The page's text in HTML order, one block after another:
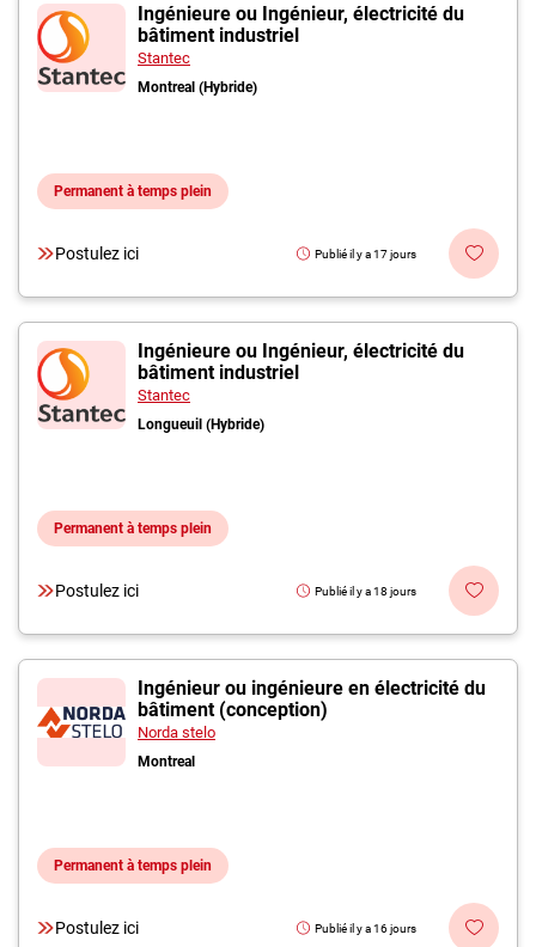
Inscrivez-vous à l'infolettre
Employeurs
Ingénieure ou Ingénieur, électricité du
bâtiment industriel
Stantec
Montreal (Hybride)
Permanent à temps plein
Postulez ici Publié il y a 17 jours
Ingénieure ou Ingénieur, électricité du
bâtiment industriel
Stantec
Longueuil (Hybride)
Permanent à temps plein
Postulez ici Publié il y a 18 jours
Ingénieur ou ingénieure en électricité du
bâtiment (conception)
Norda stelo
Montreal
Permanent à temps plein
Postulez ici Publié il y a 16 jours